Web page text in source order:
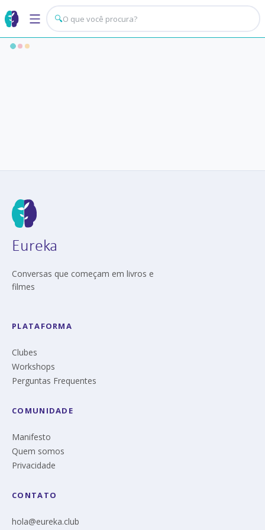
🔍
Eureka
Conversas que começam em livros e
filmes
PLATAFORMA
Clubes
Workshops
Perguntas Frequentes
COMUNIDADE
Manifesto
Quem somos
Privacidade
CONTATO
hola@eureka.club